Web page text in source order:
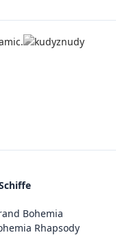
Bohemia
Rhapsody